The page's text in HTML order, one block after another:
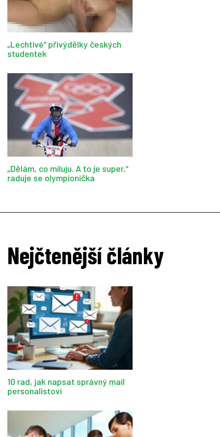
„Lechtivé“ přivýdělky českých
studentek
„Dělám, co miluju. A to je super,“
raduje se olympionička
Nejčtenější články
10 rad, jak napsat správný mail
personalistovi